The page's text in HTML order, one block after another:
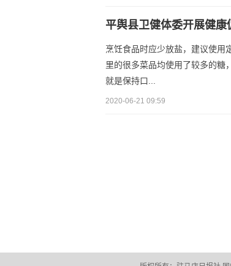
平舆县卫健体委开展健
烹饪食品时应少放盐，建议使用
里的很多菜品均使用了较多的糖
就是保持口...
2020-06-21 09:59